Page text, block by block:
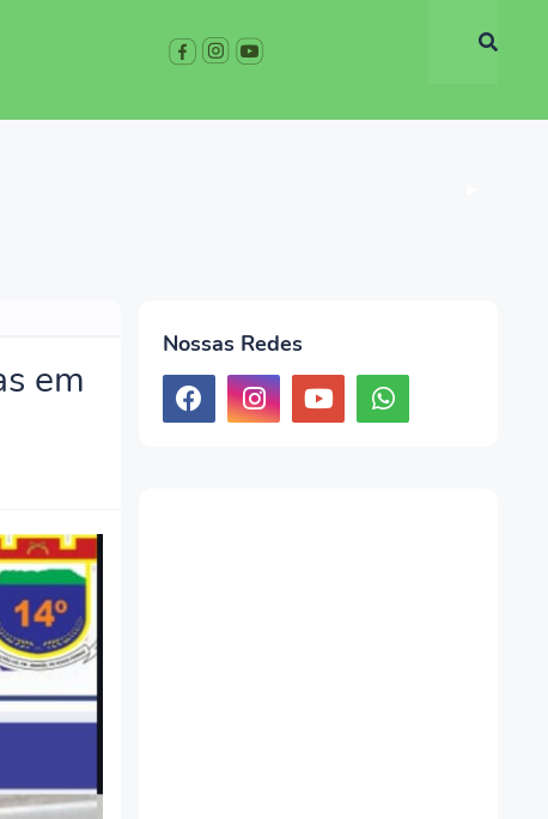
em
Nossas Redes